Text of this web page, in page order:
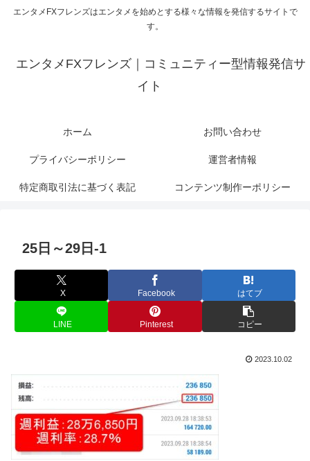
エンタメFXフレンズはエンタメを始めとする様々な情報を発信するサイトで
す。
エンタメFXフレンズ｜コミュニティー型情報発信サ
イト
ホーム お問い合わせ
プライバシーポリシー 運営者情報
特定商取引法に基づく表記 コンテンツ制作ーポリシー
25日～29日-1
X Facebook はてブ
LINE Pinterest コピー
2023.10.02